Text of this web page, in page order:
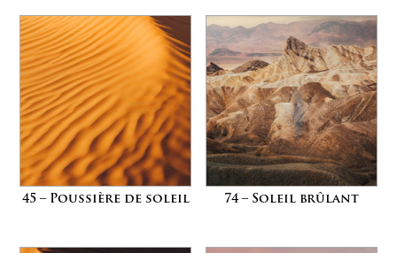
45 – Poussière de soleil 74 – Soleil brûlant